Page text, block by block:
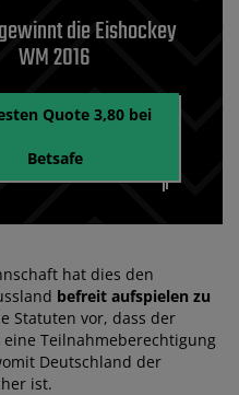
die Eishockey
WM 2016
Quote 3,80 bei
Betsafe
hat dies den
befreit aufspielen zu
Statuten vor, dass der
Teilnahmeberechtigung
Deutschland der
ist.